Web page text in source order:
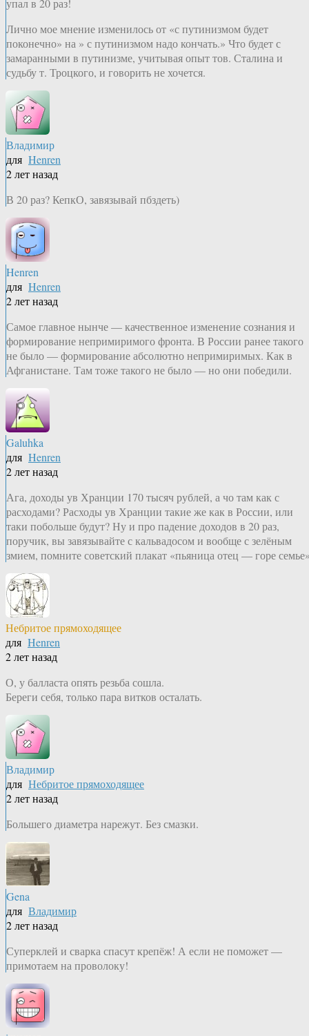
упал в 20 раз!
Лично мое мнение изменилось от «с путинизмом будет
поконечно» на » с путинизмом надо кончать.» Что будет с
замаранными в путинизме, учитывая опыт тов. Сталина и
судьбу т. Троцкого, и говорить не хочется.
Владимир
для Henren
2 лет назад
В 20 раз? КепкО, завязывай пбздеть)
Henren
для Henren
2 лет назад
Самое главное нынче — качественное изменение сознания и
формирование непримиримого фронта. В России ранее такого
не было — формирование абсолютно непримиримых. Как в
Афганистане. Там тоже такого не было — но они победили.
Galuhka
для Henren
2 лет назад
Ага, доходы ув Хранции 170 тысяч рублей, а чо там как с
расходами? Расходы ув Хранции такие же как в России, или
таки побольше будут? Ну и про падение доходов в 20 раз,
поручик, вы завязывайте с кальвадосом и вообще с зелёным
змием, помните советский плакат «пьяница отец — горе
Небритое прямоходящее
для Henren
2 лет назад
О, у балласта опять резьба сошла.
Береги себя, только пара витков осталать.
Владимир
для Небритое прямоходящее
2 лет назад
Большего диаметра нарежут. Без смазки.
Gena
для Владимир
2 лет назад
Суперклей и сварка спасут крепёж! А если не поможет —
примотаем на проволоку!